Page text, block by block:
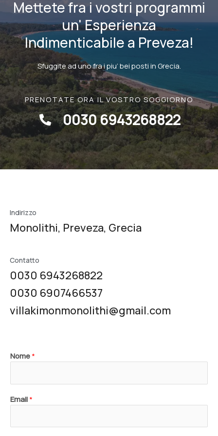
Mettete fra i vostri programmi
un' Esperienza
Indimenticabile a Preveza!
Sfuggite ad uno fra i piu’ bei posti in Grecia.
PRENOTATE ORA IL VOSTRO SOGGIORNO
0030 6943268822
Indirizzo
Monolithi, Preveza, Grecia
Contatto
0030 6943268822
0030 6907466537
villakimonmonolithi@gmail.com
Nome*
Email*